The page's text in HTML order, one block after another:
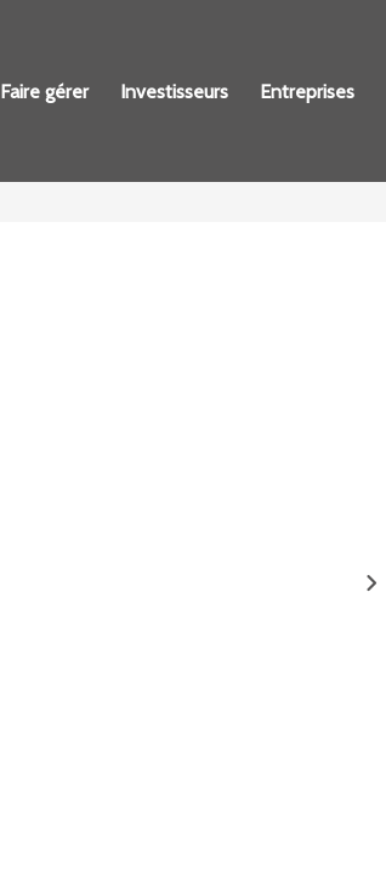
Faire gérer Investisseurs Entreprises